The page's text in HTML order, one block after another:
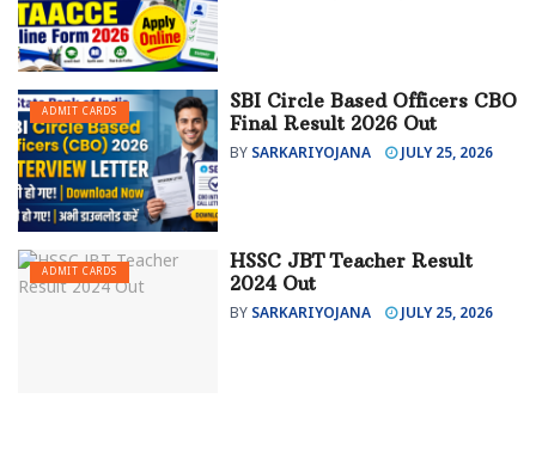
ADMIT CARDS
SBI Circle Based Officers CBO
Final Result 2026 Out
BY SARKARIYOJANA JULY 25, 2026
ADMIT CARDS
HSSC JBT Teacher Result
2024 Out
BY SARKARIYOJANA JULY 25, 2026